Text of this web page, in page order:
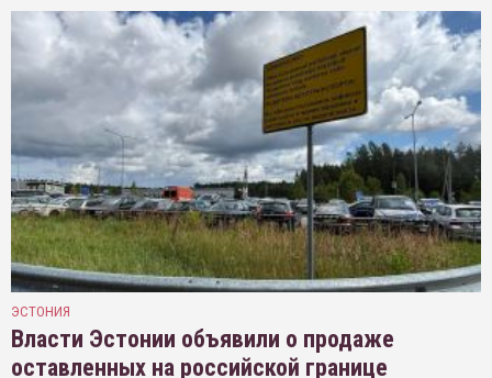
ЭСТОНИЯ
Власти Эстонии объявили о продаже
оставленных на российской границе